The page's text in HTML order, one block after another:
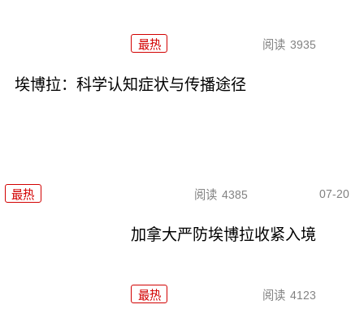
最热 阅读 3935
埃博拉：科学认知症状与传播途径
最热 阅读 4385 07-20
加拿大严防埃博拉收紧入境
最热 阅读 4123